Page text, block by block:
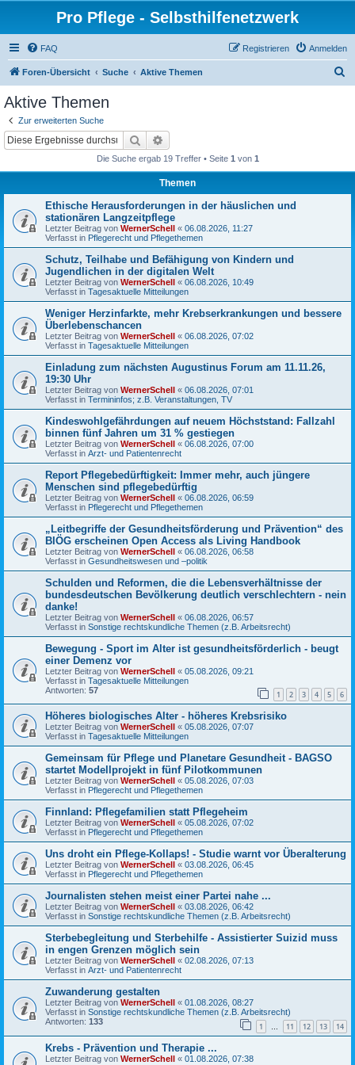
Pro Pflege - Selbsthilfenetzwerk
FAQ Anmelden
Registrieren
Foren-Übersicht Suche Aktive Themen
Aktive Themen
Zur erweiterten Suche
Suche
Die Suche ergab 19 Treffer • Seite 1 von 1
Themen
Ethische Herausforderungen in der häuslichen und
stationären Langzeitpflege
Letzter Beitrag von WernerSchell « 06.08.2026, 11:27
Verfasst in Pflegerecht und Pflegethemen
Schutz, Teilhabe und Befähigung von Kindern und
Jugendlichen in der digitalen Welt
Letzter Beitrag von WernerSchell « 06.08.2026, 10:49
Verfasst in Tagesaktuelle Mitteilungen
Weniger Herzinfarkte, mehr Krebserkrankungen und bessere
Überlebenschancen
Letzter Beitrag von WernerSchell « 06.08.2026, 07:02
Verfasst in Tagesaktuelle Mitteilungen
Einladung zum nächsten Augustinus Forum am 11.11.26,
19:30 Uhr
Letzter Beitrag von WernerSchell « 06.08.2026, 07:01
Verfasst in Termininfos; z.B. Veranstaltungen, TV
Kindeswohlgefährdungen auf neuem Höchststand: Fallzahl
binnen fünf Jahren um 31 % gestiegen
Letzter Beitrag von WernerSchell « 06.08.2026, 07:00
Verfasst in Arzt- und Patientenrecht
Report Pflegebedürftigkeit: Immer mehr, auch jüngere
Menschen sind pflegebedürftig
Letzter Beitrag von WernerSchell « 06.08.2026, 06:59
Verfasst in Pflegerecht und Pflegethemen
„Leitbegriffe der Gesundheitsförderung und Prävention“ des
BIÖG erscheinen Open Access als Living Handbook
Letzter Beitrag von WernerSchell « 06.08.2026, 06:58
Verfasst in Gesundheitswesen und –politik
Schulden und Reformen, die die Lebensverhältnisse der
bundesdeutschen Bevölkerung deutlich verschlechtern - nein
danke!
Letzter Beitrag von WernerSchell « 06.08.2026, 06:57
Verfasst in Sonstige rechtskundliche Themen (z.B. Arbeitsrecht)
Bewegung - Sport im Alter ist gesundheitsförderlich - beugt
einer Demenz vor
Letzter Beitrag von WernerSchell « 05.08.2026, 09:21
Verfasst in Tagesaktuelle Mitteilungen
Antworten: 57 1 2 3 4 5 6
Höheres biologisches Alter - höheres Krebsrisiko
Letzter Beitrag von WernerSchell « 05.08.2026, 07:07
Verfasst in Tagesaktuelle Mitteilungen
Gemeinsam für Pflege und Planetare Gesundheit - BAGSO
startet Modellprojekt in fünf Pilotkommunen
Letzter Beitrag von WernerSchell « 05.08.2026, 07:03
Verfasst in Pflegerecht und Pflegethemen
Finnland: Pflegefamilien statt Pflegeheim
Letzter Beitrag von WernerSchell « 05.08.2026, 07:02
Verfasst in Pflegerecht und Pflegethemen
Uns droht ein Pflege-Kollaps! - Studie warnt vor Überalterung
Letzter Beitrag von WernerSchell « 03.08.2026, 06:45
Verfasst in Pflegerecht und Pflegethemen
Journalisten stehen meist einer Partei nahe ...
Letzter Beitrag von WernerSchell « 03.08.2026, 06:42
Verfasst in Sonstige rechtskundliche Themen (z.B. Arbeitsrecht)
Sterbebegleitung und Sterbehilfe - Assistierter Suizid muss
in engen Grenzen möglich sein
Letzter Beitrag von WernerSchell « 02.08.2026, 07:13
Verfasst in Arzt- und Patientenrecht
Zuwanderung gestalten
Letzter Beitrag von WernerSchell « 01.08.2026, 08:27
Verfasst in Sonstige rechtskundliche Themen (z.B. Arbeitsrecht)
Antworten: 133 1 … 11 12 13 14
Krebs - Prävention und Therapie ...
Letzter Beitrag von WernerSchell « 01.08.2026, 07:38